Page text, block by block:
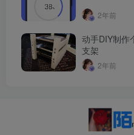
2年前
动手DIY制作
支架
2年前